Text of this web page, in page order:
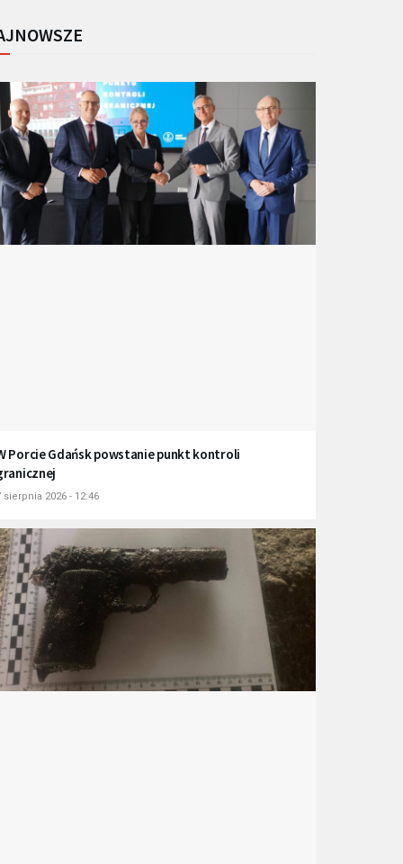
Porcie Gdańsk powstanie punkt kontroli
sierpnia 2026 - 12:46